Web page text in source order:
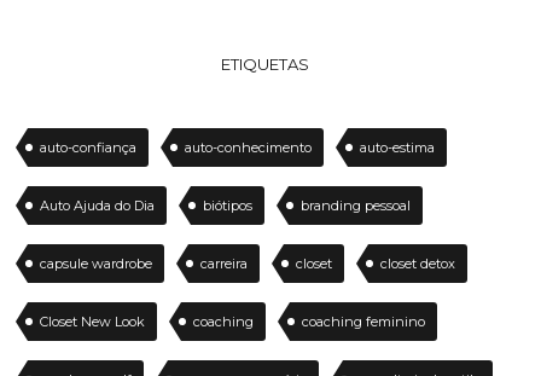
ETIQUETAS
auto-confiança auto-conhecimento auto-estima
Auto Ajuda do Dia biótipos branding pessoal
capsule wardrobe carreira closet closet detox
Closet New Look coaching coaching feminino